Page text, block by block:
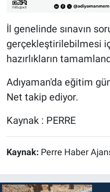
İl genelinde sınavın
gerçekleştirilebilmesi
hazırlıkların
Adıyaman'da eğitim
Net takip ediyor.
Kaynak : PERRE
Kaynak: Perre Haber